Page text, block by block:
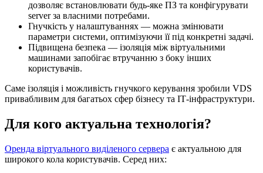
дозволяє встановлювати будь-яке ПЗ та конфігурувати
server за власними потребами.
Гнучкість у налаштуваннях — можна змінювати
параметри системи, оптимізуючи її під конкретні задачі.
Підвищена безпека — ізоляція між віртуальними
машинами запобігає втручанню з боку інших
користувачів.
Саме ізоляція і можливість гнучкого керування зробили VDS
привабливим для багатьох сфер бізнесу та ІТ-інфраструктури.
Для кого актуальна технологія?
Оренда віртуального виділеного сервера є актуальною для
широкого кола користувачів. Серед них: